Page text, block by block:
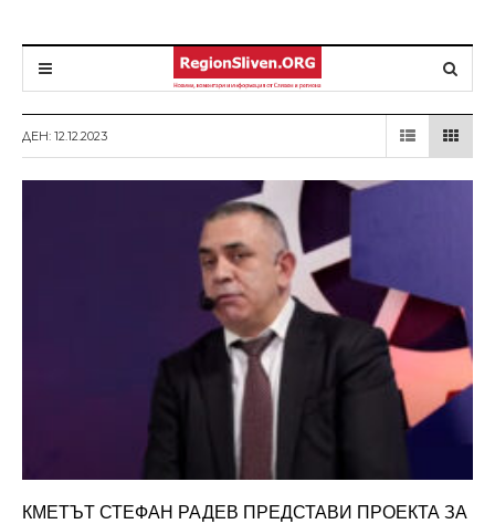
ДЕН: 12.12.2023
КМЕТЪТ СТЕФАН РАДЕВ ПРЕДСТАВИ ПРОЕКТА ЗА